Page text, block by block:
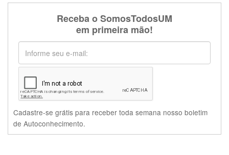
Receba o SomosTodosUM
em primeira mão!
Cadastre-se grátis para receber toda semana nosso boletim
de Autoconhecimento.